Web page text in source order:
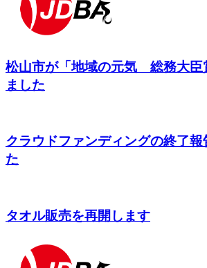
松山市が「地域の元気 総務大臣
ました
クラウドファンディングの終了報
た
タオル販売を再開します